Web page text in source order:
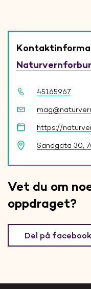
45165967
https://
Sandgata 30,
Vet du om
oppdraget?
Del på facebook